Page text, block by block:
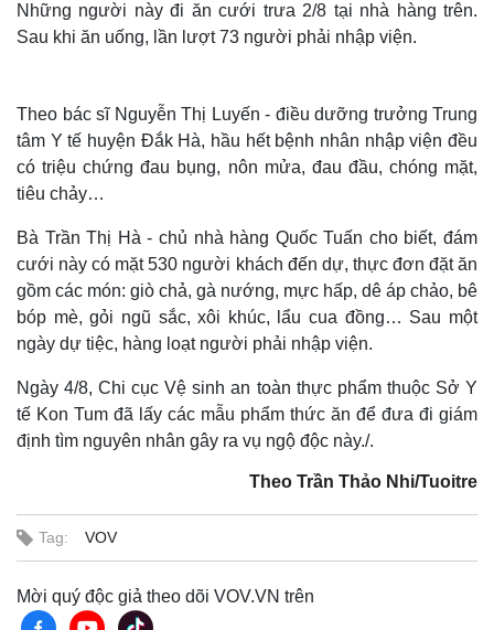
Quan sát
Hồ sơ
E-Magazine
Những người này đi ăn cưới trưa 2/8 tại nhà hàng trên.
Sau khi ăn uống, lần lượt 73 người phải nhập viện.
Theo bác sĩ Nguyễn Thị Luyến - điều dưỡng trưởng Trung
tâm Y tế huyện Đắk Hà, hầu hết bệnh nhân nhập viện đều
có triệu chứng đau bụng, nôn mửa, đau đầu, chóng mặt,
tiêu chảy…
Bà Trần Thị Hà - chủ nhà hàng Quốc Tuấn cho biết, đám
cưới này có mặt 530 người khách đến dự, thực đơn đặt ăn
gồm các món: giò chả, gà nướng, mực hấp, dê áp chảo, bê
bóp mè, gỏi ngũ sắc, xôi khúc, lẩu cua đồng… Sau một
ngày dự tiệc, hàng loạt người phải nhập viện.
Ngày 4/8, Chi cục Vệ sinh an toàn thực phẩm thuộc Sở Y
tế Kon Tum đã lấy các mẫu phẩm thức ăn để đưa đi giám
định tìm nguyên nhân gây ra vụ ngộ độc này./.
Theo Trần Thảo Nhi/Tuoitre
Tag: VOV
Mời quý độc giả theo dõi VOV.VN trên